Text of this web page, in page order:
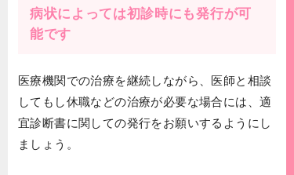
病状によっては初診時にも発行が可
能です
医療機関での治療を継続しながら、医師と相談
してもし休職などの治療が必要な場合には、適
宜診断書に関しての発行をお願いするようにし
ましょう。